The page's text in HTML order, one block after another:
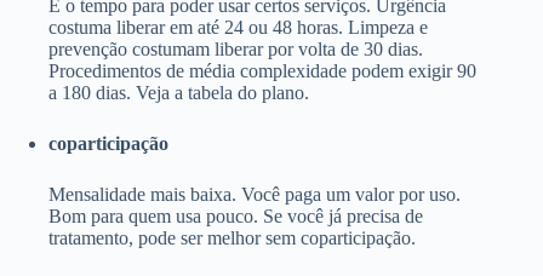
É o tempo para poder usar certos serviços. Urgência
costuma liberar em até 24 ou 48 horas. Limpeza e
prevenção costumam liberar por volta de 30 dias.
Procedimentos de média complexidade podem exigir 90
a 180 dias. Veja a tabela do plano.
coparticipação
Mensalidade mais baixa. Você paga um valor por uso.
Bom para quem usa pouco. Se você já precisa de
tratamento, pode ser melhor sem coparticipação.